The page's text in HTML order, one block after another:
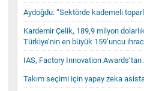
Aydoğdu: “Sektörde kademeli
Kardemir Çelik, 189,9 milyon
Türkiye’nin en büyük 159’uncu
IAS, Factory Innovation Awards’tan
Takım seçimi için yapay zeka